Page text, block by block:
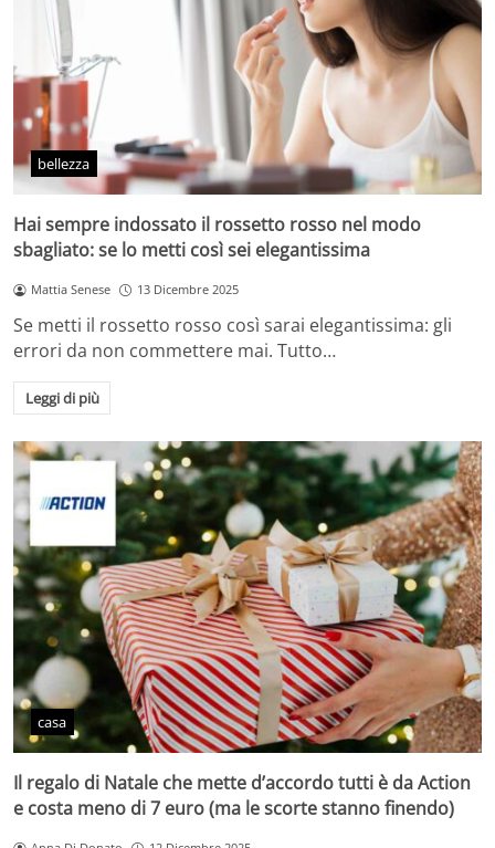
bellezza
Hai sempre indossato il rossetto rosso nel modo
sbagliato: se lo metti così sei elegantissima
Mattia Senese 13 Dicembre 2025
Se metti il rossetto rosso così sarai elegantissima: gli
errori da non commettere mai. Tutto…
Leggi di più
casa
Il regalo di Natale che mette d’accordo tutti è da Action
e costa meno di 7 euro (ma le scorte stanno finendo)